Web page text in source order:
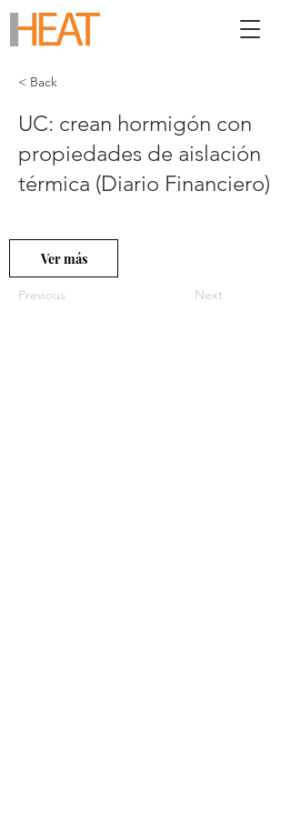
< Back
UC: crean hormigón con
propiedades de aislación
térmica (Diario Financiero)
Previous Next
Ver más